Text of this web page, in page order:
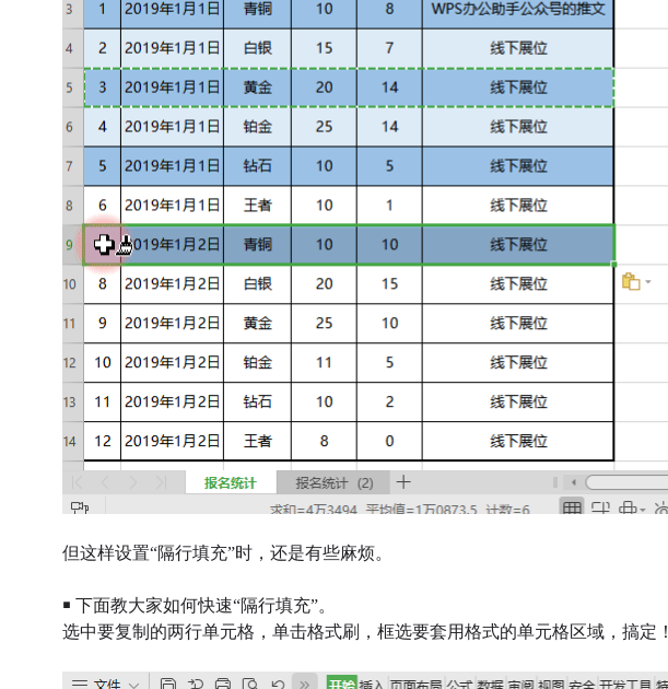
但这样设置“隔行填充”时，还是有些麻烦。
￭ 下面教大家如何快速“隔行填充”。
选中要复制的两行单元格，单击格式刷，框选要套用格式的单元格区域，搞定！